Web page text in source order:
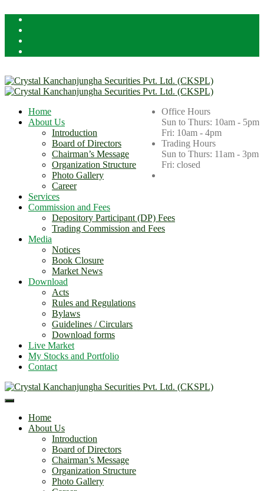
Office Hours
Sun to Thurs: 10am - 5pm
Fri: 10am - 4pm
Trading Hours
Sun to Thurs: 11am - 3pm
Fri: closed
Home
About Us
Introduction
Board of Directors
Chairman’s Message
Organization Structure
Photo Gallery
Career
Services
Commission and Fees
Depository Participant (DP) Fees
Trading Commission and Fees
Media
Notices
Book Closure
Market News
Download
Acts
Rules and Regulations
Bylaws
Guidelines / Circulars
Download forms
Live Market
My Stocks and Portfolio
Contact
Home
About Us
Introduction
Board of Directors
Chairman’s Message
Organization Structure
Photo Gallery